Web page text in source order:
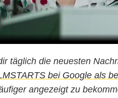
täglich die neuesten
bei Google als
angezeigt zu